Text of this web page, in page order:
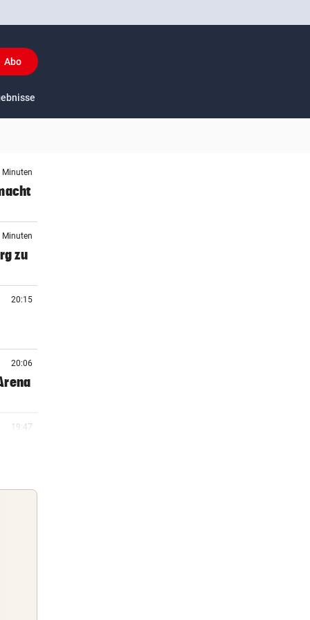
Abo
US-Sport
Minuten
Minuten
zu
20:15
20:06
19:47
19:46